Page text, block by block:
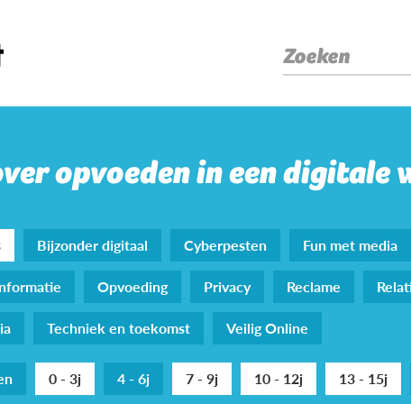
Zoeken
opvoeden in een digitale
Bijzonder digitaal Cyberpesten Fun met media
Opvoeding Privacy Reclame
Techniek en toekomst Veilig Online
0 - 3j 4 - 6j 7 - 9j 10 - 12j 13 - 15j